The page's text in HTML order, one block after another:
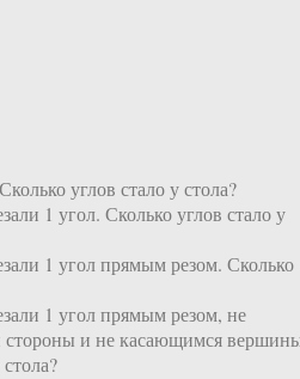
углов стало у стола?
1 угол. Сколько углов стало у
1 угол прямым резом. Сколько
1 угол прямым резом, не
стороны и не касающимся